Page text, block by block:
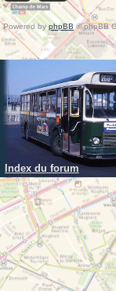
Powered byphpBB © phpBB
Index du forum